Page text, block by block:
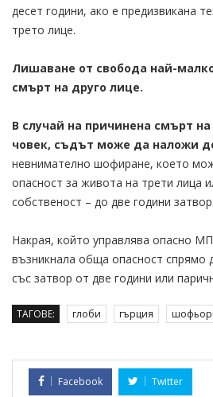
десет години, ако е предизвикана
трето лице.
Лишаване от свобода най-
смърт на друго лице.
В случай на причинена смърт
човек, съдът може да наложи
невнимателно шофиране, което
опасност за живота на трети лица
собственост – до две години затвор.
Накрая, който управлява опасно
възникнала обща опасност спрямо
със затвор от две години или
ТАГОВЕ: глоби гърция
Facebook Twitter